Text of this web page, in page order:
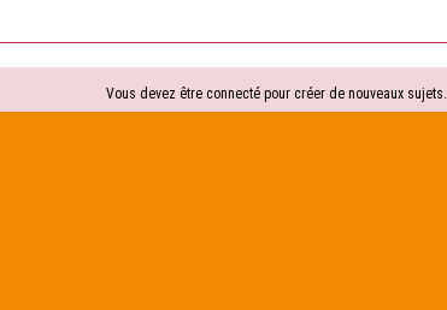
Vous devez être connecté pour créer de nouveaux sujets.